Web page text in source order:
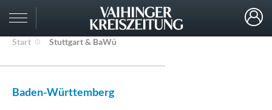
Start Stuttgart & BaWü
Baden-Württemberg